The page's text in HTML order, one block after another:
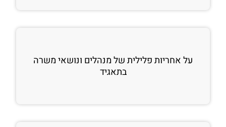
על אחריות פלילית של מנהלים ונושאי משרה
בתאגיד